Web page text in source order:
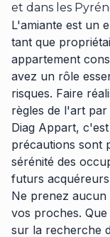
et dans les
L'amiante est un
tant que
appartement
avez un rôle
risques. Faire
règles de l'art
Diag Appart,
précautions sont
sérénité des
futurs
Ne prenez aucun
vos proches.
sur la recherche